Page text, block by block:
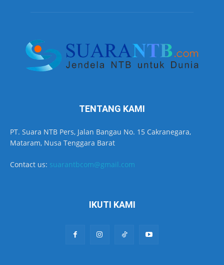
TENTANG KAMI
PT. Suara NTB Pers, Jalan Bangau No. 15 Cakranegara,
Mataram, Nusa Tenggara Barat
Contact us: suarantbcom@gmail.com
IKUTI KAMI